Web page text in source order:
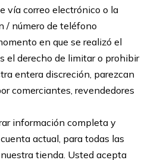
vía correo electrónico o la
/ número de teléfono
en que se realizó el
el derecho de limitar o prohibir
entera discreción, parezcan
comerciantes, revendedores
información completa y
actual, para todas las
tienda. Usted acepta